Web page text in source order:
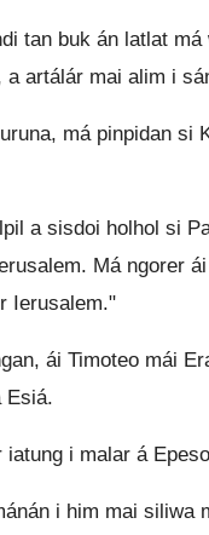
tan buk án latlat
artálár mai alim i
má pinpidan si
a sisdoi holhol si
Má ngorer
Ierusalem."
ái Timoteo mái
Esiá.
i malar á
i him mai siliwa